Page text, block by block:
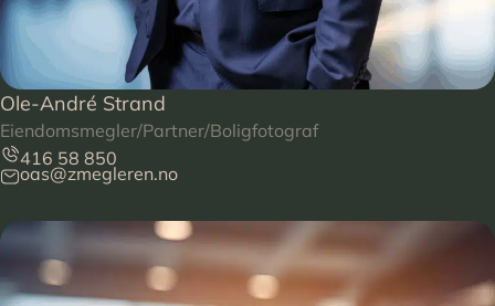
Ole-André Strand
Eiendomsmegler/Partner/Boligfotograf
416 58 850
oas@zmegleren.no